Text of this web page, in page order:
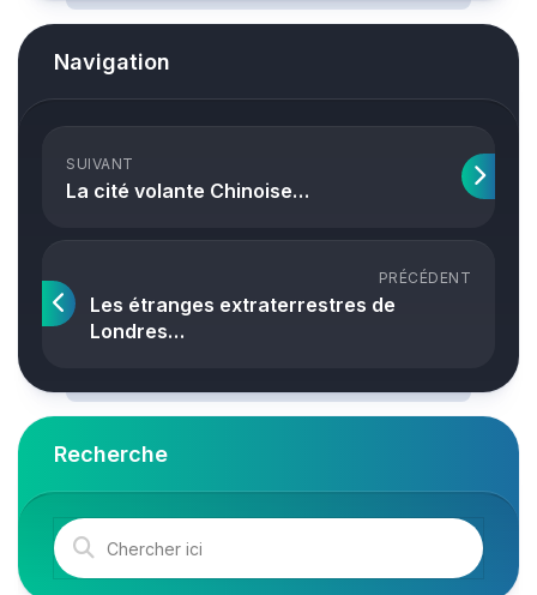
Navigation
SUIVANT
La cité volante Chinoise…
PRÉCÉDENT
Les étranges extraterrestres de
Londres…
Recherche